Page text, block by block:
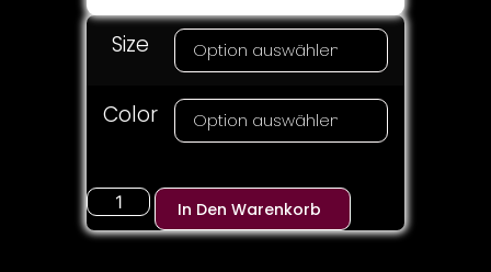
Size
Color
In Den Warenkorb